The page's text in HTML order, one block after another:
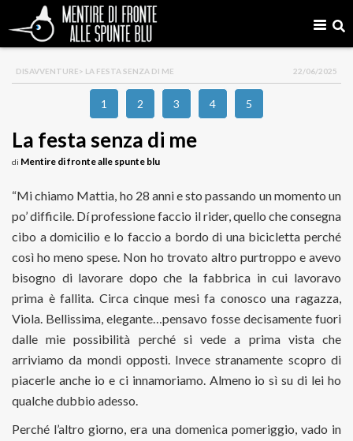
DISAVVENTURE> LA FESTA SENZA DI ME 22/06/2025
1 2 3 4 5
La festa senza di me
di Mentire di fronte alle spunte blu
“Mi chiamo Mattia, ho 28 anni e sto passando un momento un
po’ difficile. Dí professione faccio il rider, quello che consegna
cibo a domicilio e lo faccio a bordo di una bicicletta perché
così ho meno spese. Non ho trovato altro purtroppo e avevo
bisogno di lavorare dopo che la fabbrica in cui lavoravo
prima è fallita. Circa cinque mesi fa conosco una ragazza,
Viola. Bellissima, elegante…pensavo fosse decisamente fuori
dalle mie possibilità perché si vede a prima vista che
arriviamo da mondi opposti. Invece stranamente scopro di
piacerle anche io e ci innamoriamo. Almeno io sì su di lei ho
qualche dubbio adesso.
Perché l’altro giorno, era una domenica pomeriggio, vado in